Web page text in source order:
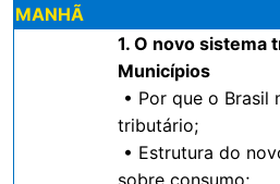
MANHÃ
1. O novo sistema
Municípios
• Por que o Brasil
tributário;
• Estrutura do
sobre consumo;